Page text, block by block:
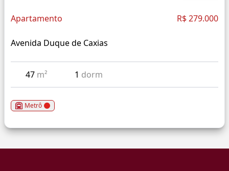
Apartamento R$ 279.000
Avenida Duque de Caxias
47 m² 1 dorm
Metrô